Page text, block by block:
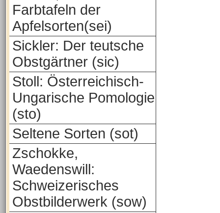
Farbtafeln der
Apfelsorten(sei)
Sickler: Der teutsche
Obstgärtner (sic)
Stoll: Österreichisch-
Ungarische Pomologie
(sto)
Seltene Sorten (sot)
Zschokke,
Waedenswill:
Schweizerisches
Obstbilderwerk (sow)